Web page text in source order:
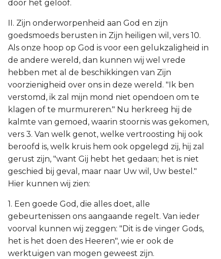
door het geloof.
II. Zijn onderworpenheid aan God en zijn
goedsmoeds berusten in Zijn heiligen wil, vers 10.
Als onze hoop op God is voor een gelukzaligheid in
de andere wereld, dan kunnen wij wel vrede
hebben met al de beschikkingen van Zijn
voorzienigheid over ons in deze wereld. "Ik ben
verstomd, ik zal mijn mond niet opendoen om te
klagen of te murmureren." Nu herkreeg hij de
kalmte van gemoed, waarin stoornis was gekomen,
vers 3. Van welk genot, welke vertroosting hij ook
beroofd is, welk kruis hem ook opgelegd zij, hij zal
gerust zijn, "want Gij hebt het gedaan; het is niet
geschied bij geval, maar naar Uw wil, Uw bestel."
Hier kunnen wij zien:
1. Een goede God, die alles doet, alle
gebeurtenissen ons aangaande regelt. Van ieder
voorval kunnen wij zeggen: "Dit is de vinger Gods,
het is het doen des Heeren", wie er ook de
werktuigen van mogen geweest zijn.